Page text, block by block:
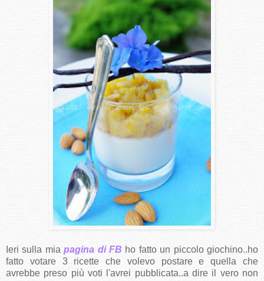
Ieri sulla miapagina di FB ho fatto un piccolo giochino..ho
fatto votare 3 ricette che volevo postare e quella che
avrebbe preso più voti l'avrei pubblicata..a dire il vero non